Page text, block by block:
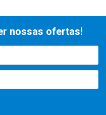
nossas ofertas!